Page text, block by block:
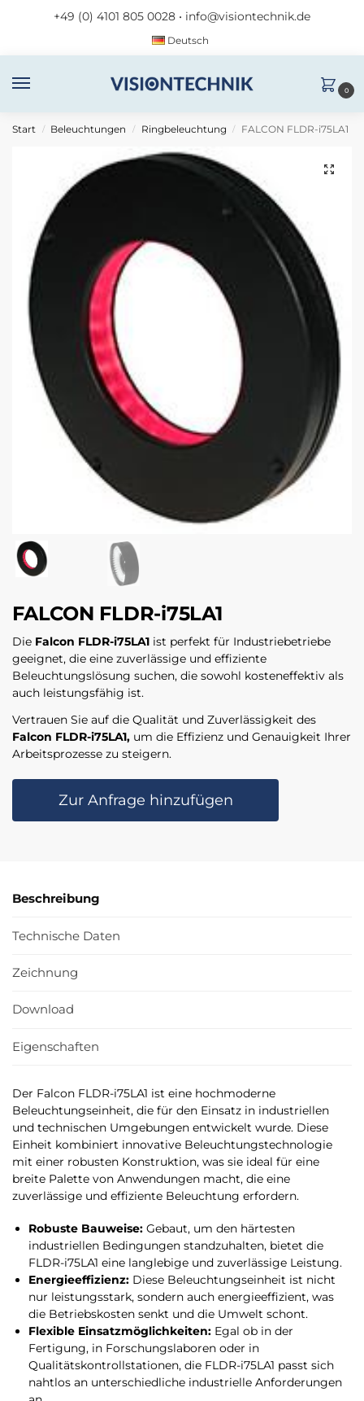
+49 (0) 4101 805 0028 • info@visiontechnik.de
Deutsch
0
Start / Beleuchtungen / Ringbeleuchtung / FALCON FLDR-i75LA1
FALCON FLDR-i75LA1
Die Falcon FLDR-i75LA1 ist perfekt für Industriebetriebe
geeignet, die eine zuverlässige und effiziente
Beleuchtungslösung suchen, die sowohl kosteneffektiv als
auch leistungsfähig ist.
Vertrauen Sie auf die Qualität und Zuverlässigkeit des
Falcon FLDR-i75LA1, um die Effizienz und Genauigkeit Ihrer
Arbeitsprozesse zu steigern.
Zur Anfrage hinzufügen
Beschreibung
Technische Daten
Zeichnung
Download
Eigenschaften
Der Falcon FLDR-i75LA1 ist eine hochmoderne
Beleuchtungseinheit, die für den Einsatz in industriellen
und technischen Umgebungen entwickelt wurde. Diese
Einheit kombiniert innovative Beleuchtungstechnologie
mit einer robusten Konstruktion, was sie ideal für eine
breite Palette von Anwendungen macht, die eine
zuverlässige und effiziente Beleuchtung erfordern.
Robuste Bauweise: Gebaut, um den härtesten
industriellen Bedingungen standzuhalten, bietet die
FLDR-i75LA1 eine langlebige und zuverlässige Leistung.
Energieeffizienz: Diese Beleuchtungseinheit ist nicht
nur leistungsstark, sondern auch energieeffizient, was
die Betriebskosten senkt und die Umwelt schont.
Flexible Einsatzmöglichkeiten: Egal ob in der
Fertigung, in Forschungslaboren oder in
Qualitätskontrollstationen, die FLDR-i75LA1 passt sich
nahtlos an unterschiedliche industrielle Anforderungen